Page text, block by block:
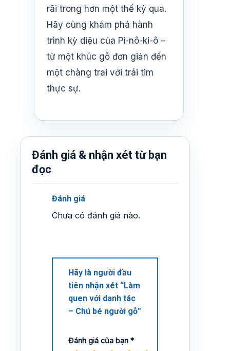
rãi trong hơn một thế kỷ qua.
Hãy cùng khám phá hành
trình kỳ diệu của Pi-nô-ki-ô –
từ một khúc gỗ đơn giản đến
một chàng trai với trái tim
thực sự.
Đánh giá & nhận xét từ bạn
đọc
Đánh giá
Chưa có đánh giá nào.
Hãy là người đầu
tiên nhận xét “Làm
quen với danh tác
– Chú bé người gỗ”
Đánh giá của bạn *